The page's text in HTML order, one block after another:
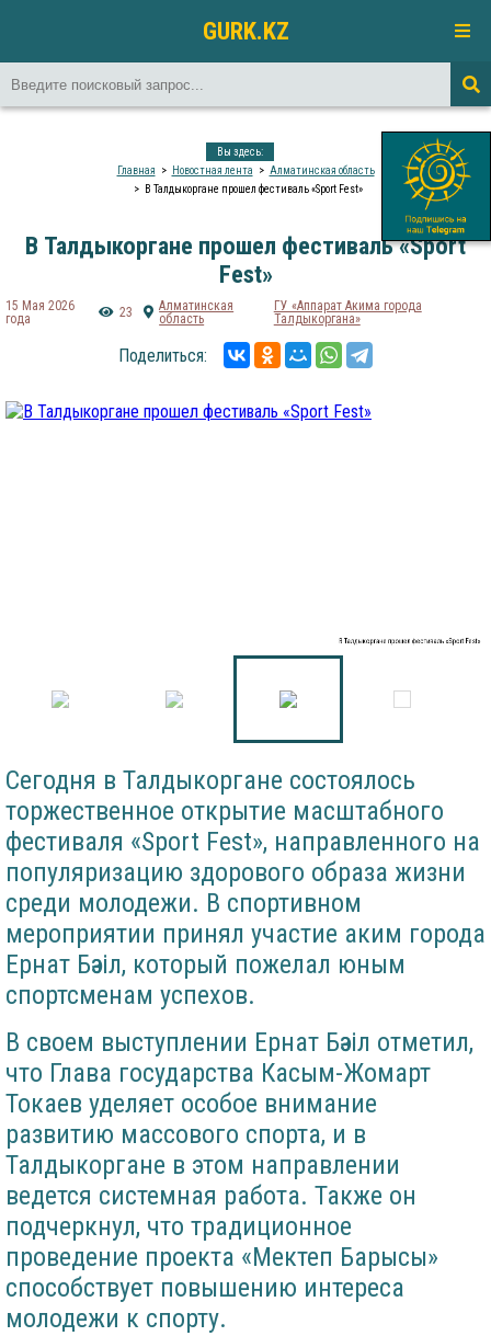
GURK.KZ
Вы здесь:
Главная
Новостная лента
Алматинская область
В Талдыкоргане прошел фестиваль «Sport Fest»
В Талдыкоргане прошел фестиваль «Sport
Fest»
15 Мая 2026
года
23
Алматинская
область
ГУ «Аппарат Акима города
Талдыкоргана»
Поделиться:
В Талдыкоргане прошел фестиваль «Sport Fest»
Сегодня в Талдыкоргане состоялось
торжественное открытие масштабного
фестиваля «Sport Fest», направленного на
популяризацию здорового образа жизни
среди молодежи. В спортивном
мероприятии принял участие аким города
Ернат Бәзіл, который пожелал юным
спортсменам успехов.
В своем выступлении Ернат Бәзіл отметил,
что Глава государства Касым-Жомарт
Токаев уделяет особое внимание
развитию массового спорта, и в
Талдыкоргане в этом направлении
ведется системная работа. Также он
подчеркнул, что традиционное
проведение проекта «Мектеп Барысы»
способствует повышению интереса
молодежи к спорту.